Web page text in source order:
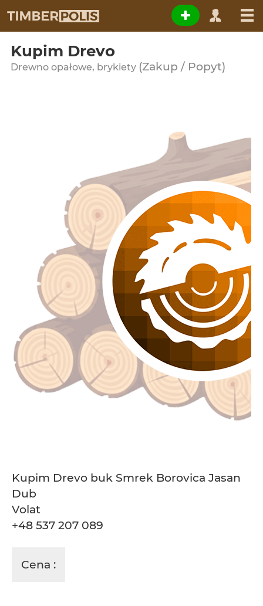
Kupim Drevo
Drewno opałowe, brykiety (Zakup / Popyt)
Kupim Drevo buk Smrek Borovica Jasan
Dub
Volat
+48 537 207 089
Cena :